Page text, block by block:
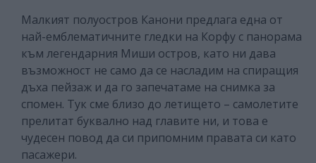
Малкият полуостров Канони предлага една от
най-емблематичните гледки на Корфу с панорама
към легендарния Миши остров, като ни дава
възможност не само да се насладим на спиращия
дъха пейзаж и да го запечатаме на снимка за
спомен. Тук сме близо до летището – самолетите
прелитат буквално над главите ни, и това е
чудесен повод да си припомним правата си като
пасажери.